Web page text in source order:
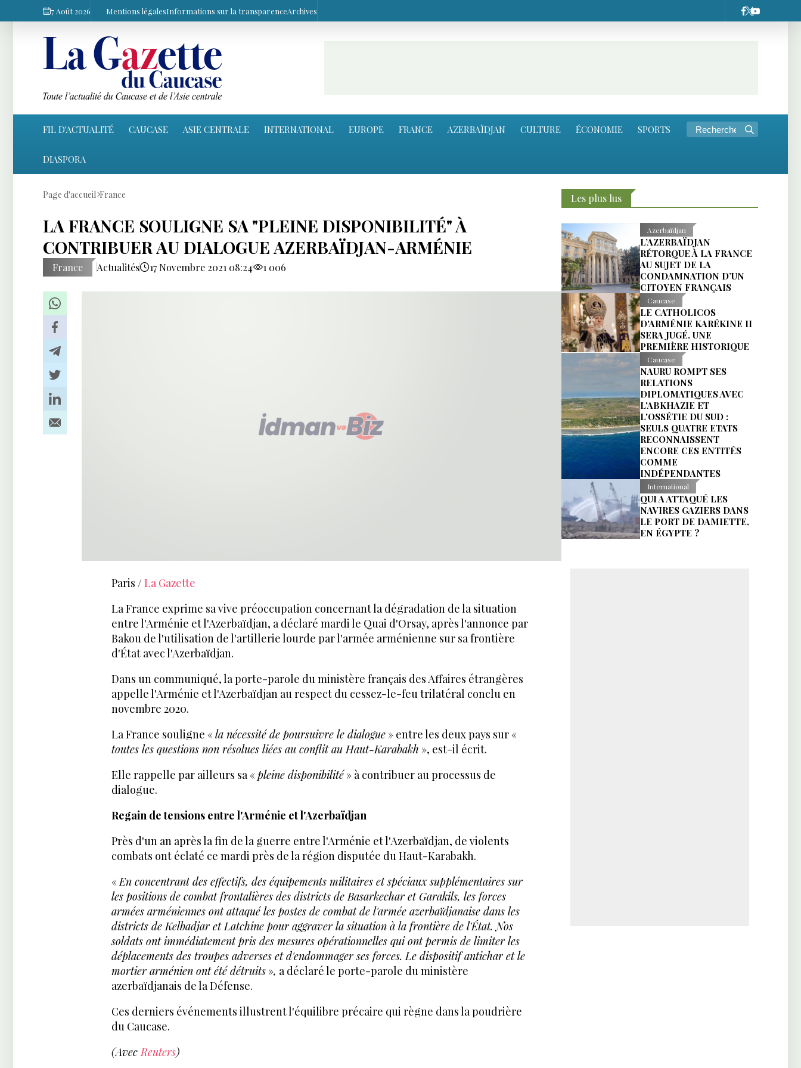
7 Août 2026 Mentions légalesInformations sur la transparenceArchives
FIL D'ACTUALITÉ CAUCASE ASIE CENTRALE INTERNATIONAL EUROPE FRANCE AZERBAÏDJAN CULTURE ÉCONOMIE SPORTS
DIASPORA
Page d'accueil France
LA FRANCE SOULIGNE SA "PLEINE DISPONIBILITÉ" À
CONTRIBUER AU DIALOGUE AZERBAÏDJAN-ARMÉNIE
France Actualités 17 Novembre 2021 08:24 1 006
Paris / La Gazette
La France exprime sa vive préoccupation concernant la dégradation de la situation
entre l'Arménie et l'Azerbaïdjan, a déclaré mardi le Quai d'Orsay, après l'annonce par
Bakou de l'utilisation de l'artillerie lourde par l'armée arménienne sur sa frontière
d'État avec l'Azerbaïdjan.
Dans un communiqué, la porte-parole du ministère français des Affaires étrangères
appelle l'Arménie et l'Azerbaïdjan au respect du cessez-le-feu trilatéral conclu en
novembre 2020.
La France souligne « la nécessité de poursuivre le dialogue » entre les deux pays sur «
toutes les questions non résolues liées au conflit au Haut-Karabakh », est-il écrit.
Elle rappelle par ailleurs sa « pleine disponibilité» à contribuer au processus de
dialogue.
Regain de tensions entre l'Arménie et l'Azerbaïdjan
Près d'un an après la fin de la guerre entre l'Arménie et l'Azerbaïdjan, de violents
combats ont éclaté ce mardi près de la région disputée du Haut-Karabakh.
«En concentrant des effectifs, des équipements militaires et spéciaux supplémentaires sur
les positions de combat frontalières des districts de Basarkechar et Garakils, les forces
armées arméniennes ont attaqué les postes de combat de l'armée azerbaïdjanaise dans les
districts de Kelbadjar et Latchine pour aggraver la situation à la frontière de l'État. Nos
soldats ont immédiatement pris des mesures opérationnelles qui ont permis de limiter les
déplacements des troupes adverses et d'endommager ses forces. Le dispositif antichar et le
mortier arménien ont été détruits », a déclaré le porte-parole du ministère
azerbaïdjanais de la Défense.
Ces derniers événements illustrent l'équilibre précaire qui règne dans la poudrière
du Caucase.
(AvecReuters)
Les plus lus
Azerbaïdjan
L’AZERBAÏDJAN
RÉTORQUE À LA FRANCE
AU SUJET DE LA
CONDAMNATION D’UN
CITOYEN FRANÇAIS
Caucase
LE CATHOLICOS
D'ARMÉNIE KARÉKINE II
SERA JUGÉ. UNE
PREMIÈRE HISTORIQUE
Caucase
NAURU ROMPT SES
RELATIONS
DIPLOMATIQUES AVEC
L'ABKHAZIE ET
L'OSSÉTIE DU SUD :
SEULS QUATRE ETATS
RECONNAISSENT
ENCORE CES ENTITÉS
COMME
INDÉPENDANTES
International
QUI A ATTAQUÉ LES
NAVIRES GAZIERS DANS
LE PORT DE DAMIETTE,
EN ÉGYPTE ?